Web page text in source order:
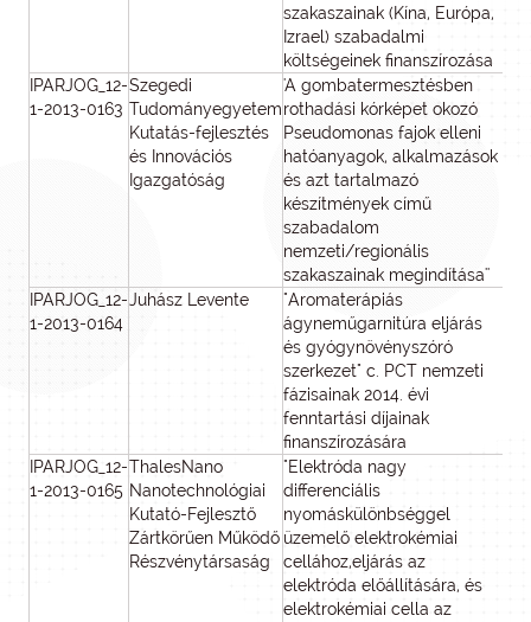
szakaszainak (Kína, Európa,
Izrael) szabadalmi
költségeinek finanszírozása
IPARJOG_12-
1-2013-0163
Szegedi
Tudományegyetem
Kutatás-fejlesztés
és Innovációs
Igazgatóság
'A gombatermesztésben
rothadási kórképet okozó
Pseudomonas fajok elleni
hatóanyagok, alkalmazások
és azt tartalmazó
készítmények című
szabadalom
nemzeti/regionális
szakaszainak megindítása''
IPARJOG_12-
1-2013-0164
Juhász Levente
"Aromaterápiás
ágyneműgarnitúra eljárás
és gyógynövényszóró
szerkezet" c. PCT nemzeti
fázisainak 2014. évi
fenntartási díjainak
finanszírozására
IPARJOG_12-
1-2013-0165
ThalesNano
Nanotechnológiai
Kutató-Fejlesztő
Zártkörűen Működő
Részvénytársaság
"Elektróda nagy
differenciális
nyomáskülönbséggel
üzemelő elektrokémiai
cellához,eljárás az
elektróda előállítására, és
elektrokémiai cella az